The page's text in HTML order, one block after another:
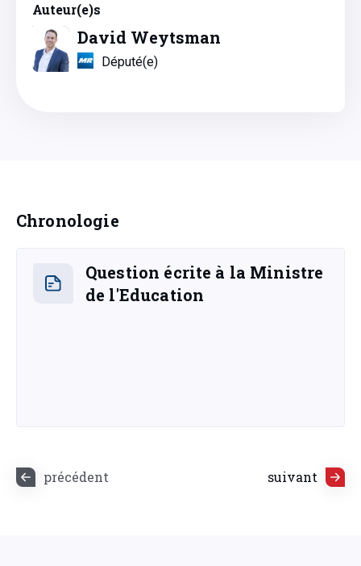
Auteur(e)s
David Weytsman
Député(e)
Chronologie
Question écrite à la Ministre
de l'Education
précédent suivant